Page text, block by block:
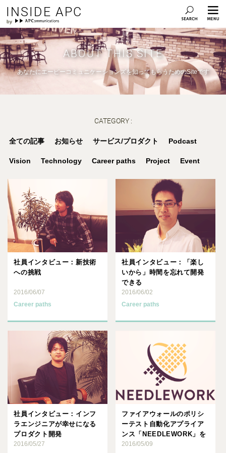
INSIDE APC
ABOUT THIS SITE
あなたにエーピーコミュニケーションズを知ってもらうためのSiteです
CATEGORY :
全ての記事 お知らせ サービス/プロダクト Podcast
Vision Technology Career paths Project Event
社員インタビュー：新技術
への挑戦
2016/06/07
Career paths
社員インタビュー：「楽し
いから」時間を忘れて開発
できる
2016/06/02
Career paths
社員インタビュー：インフ
ラエンジニアが幸せになる
プロダクト開発
2016/05/27
ファイアウォールのポリシ
ーテスト自動化アプライア
ンス「NEEDLEWORK」を
販売開始しました
2016/05/09